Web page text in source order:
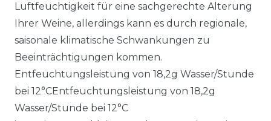
Luftfeuchtigkeit für eine sachgerechte Alterung
Ihrer Weine, allerdings kann es durch regionale,
saisonale klimatische Schwankungen zu
Beeinträchtigungen kommen.
Entfeuchtungsleistung von 18,2g Wasser/Stunde
bei 12°CEntfeuchtungsleistung von 18,2g
Wasser/Stunde bei 12°C